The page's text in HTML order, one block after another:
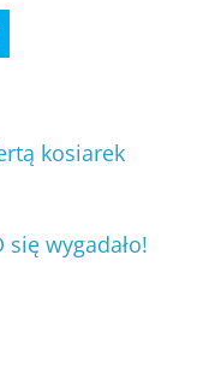
kosiarek
się wygadało!